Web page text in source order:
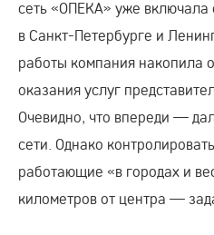
сеть «ОПЕКА» уже включала
в Санкт-Петербурге и
работы компания накопила
оказания услуг
Очевидно, что впереди —
сети. Однако
работающие «в городах и
километров от центра —